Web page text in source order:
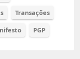
Transações
PGP